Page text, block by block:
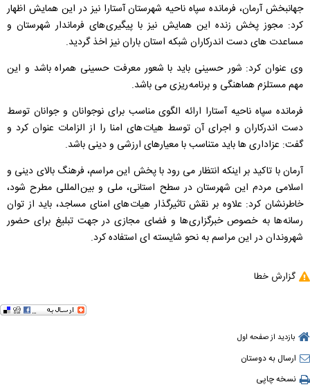
جهانبخش آرمان، فرمانده سپاه ناحیه شهرستان آستارا نیز در این همایش اظهار
کرد: مجوز پخش زنده این همایش نیز با پیگیری های فرماندار شهرستان و
مساعدت های دست اندرکاران شبکه استان باران نیز اخذ گردید.
وی عنوان کرد: شور حسینی باید با شعور معرفت حسینی همراه باشد و این
مهم مستلزم هماهنگی و برنامه ریزی می باشد.
فرمانده سپاه ناحیه آستارا ارائه الگوی مناسب برای نوجوانان و جوانان توسط
دست اندرکاران و اجرای آن توسط هیات های امنا را از الزامات عنوان کرد و
گفت: عزاداری ها باید متناسب با معیارهای ارزشی و دینی باشد.
آرمان با تاکید بر اینکه انتظار می رود با پخش این مراسم، فرهنگ بالای دینی و
اسلامی مردم این شهرستان در سطح استانی، ملی و بین المللی مطرح شود،
خاطرنشان کرد: علاوه بر نقش تاثیرگذار هیات های امنای مساجد، باید از توان
رسانه ها به خصوص خبرگزاری ها و فضای مجازی در جهت تبلیغ برای حضور
شهروندان در این مراسم به نحو شایسته ای استفاده کرد.
گزارش خطا
بازدید از صفحه اول
ارسال به دوستان
نسخه چاپی